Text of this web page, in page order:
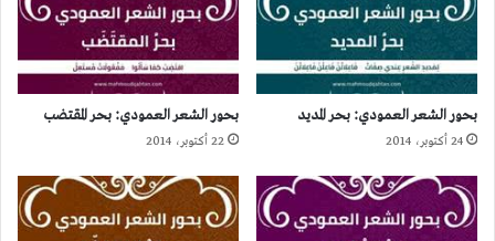
بحور الشعر العمودي: بحر المديد
24 أكتوبر، 2014
بحور الشعر العمودي: بحر المقتضب
22 أكتوبر، 2014